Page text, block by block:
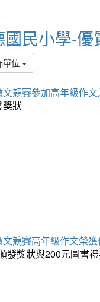
民小學-優
單位
競賽參加高年級作
獎狀
競賽高年級作文榮
發獎狀與200元圖書